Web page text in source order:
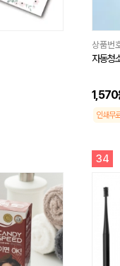
상품번
자동청
1,570
인쇄무
34